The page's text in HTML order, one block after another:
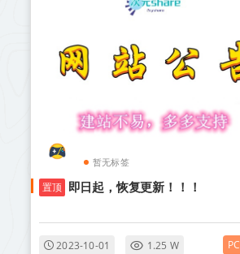
暂无标签
置顶 即日起，恢复更新！！！
2023-10-01 1.25 W